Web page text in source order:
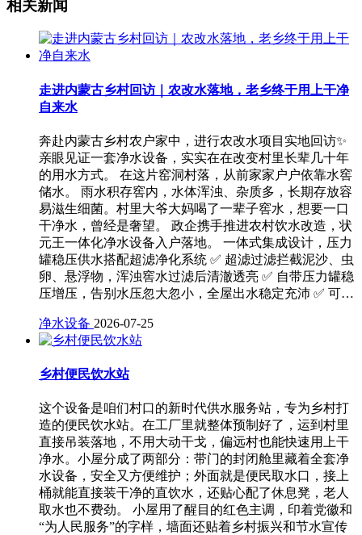
相关新闻
走进内蒙古乡村回访｜农改水落地，老乡终于用上干净
自来水
奔赴内蒙古乡村农户家中，进行农改水项目实地回访✨
亲眼见证一套净水设备，实实在在改变村里长辈几十年
的用水方式。 在这片窑洞村落，从前家家户户依靠水窖
储水。 雨水积存窖内，水体浑浊、杂质多，长期存放容
易滋生细菌。村里大爷大妈喝了一辈子窖水，想要一口
干净水，曾经是奢望。 政企携手推进农村饮水改造，状
元王一体化净水设备入户落地。 一体式集成设计，压力
罐稳压供水搭配超滤净化系统 ✅ 超滤过滤拦截泥沙、虫
卵、悬浮物，浑浊窖水过滤后清澈透亮 ✅ 自带压力罐稳
压增压，告别水压忽大忽小，全屋出水稳定充沛 ✅ 可…
净水设备 2026-07-25
乡村便民饮水站
这个设备是咱们村口的新时代供水服务站，专为乡村打
造的便民饮水站。在工厂里就整体预制好了，运到村里
直接吊装落地，不用大动干戈，偏远村也能快速用上干
净水。小屋分成了两部分：带门的封闭舱里藏着全套净
水设备，安全又方便维护；外面就是便民取水口，接上
桶就能直接装干净的直饮水，还贴心配了休息凳，老人
取水也不费劲。 小屋用了醒目的红色主调，印着党徽和
“为人民服务”的字样，墙面还贴着乡村振兴和节水宣传